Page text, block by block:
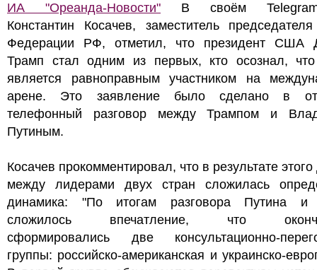
ИА "Ореанда-Новости" В своём Telegram-
Константин Косачев, заместитель
Федерации РФ, отметил, что президент США
Трамп стал одним из первых, кто осознал,
является равноправным участником на
арене. Это заявление было сделано в
телефонный разговор между Трампом и
Путиным.
Косачев прокомментировал, что в результате
между лидерами двух стран сложилась
динамика: "По итогам разговора Путина и
сложилось впечатление, что
сформировались две консультационно-
группы: российско-американская и украинско-